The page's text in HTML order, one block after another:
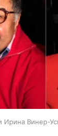
Ирина Винер-